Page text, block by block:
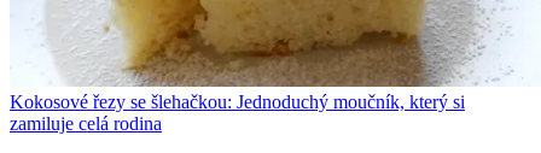
Kokosové řezy se šlehačkou: Jednoduchý moučník, který si
zamiluje celá rodina